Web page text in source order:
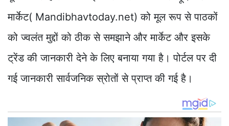
मार्केट( Mandibhavtoday.net) को मूल रूप से पाठकों
को ज्वलंत मुद्दों को ठीक से समझाने और मार्केट और इसके
ट्रेंड की जानकारी देने के लिए बनाया गया है। पोर्टल पर दी
गई जानकारी सार्वजनिक स्रोतों से प्राप्त की गई है।